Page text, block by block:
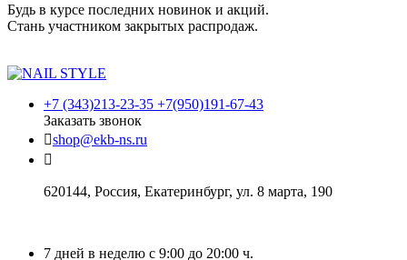
Будь в курсе последних новинок и акций.
Стань участником закрытых распродаж.
+7 (343)213-23-35 +7(950)191-67-43
Заказать звонок
shop@ekb-ns.ru
620144, Россия, Екатеринбург, ул. 8 марта, 190
7 дней в неделю с 9:00 до 20:00 ч.